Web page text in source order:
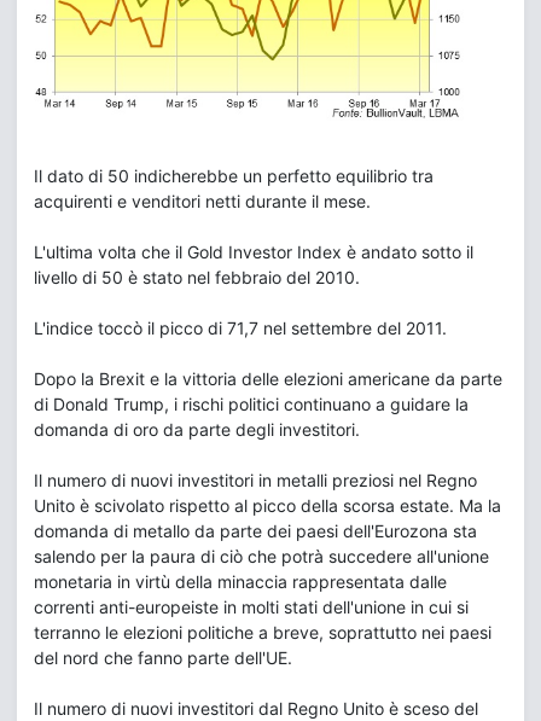
Il dato di 50 indicherebbe un perfetto equilibrio tra
acquirenti e venditori netti durante il mese.
L'ultima volta che il Gold Investor Index è andato sotto il
livello di 50 è stato nel febbraio del 2010.
L'indice toccò il picco di 71,7 nel settembre del 2011.
Dopo la Brexit e la vittoria delle elezioni americane da parte
di Donald Trump, i rischi politici continuano a guidare la
domanda di oro da parte degli investitori.
Il numero di nuovi investitori in metalli preziosi nel Regno
Unito è scivolato rispetto al picco della scorsa estate. Ma la
domanda di metallo da parte dei paesi dell'Eurozona sta
salendo per la paura di ciò che potrà succedere all'unione
monetaria in virtù della minaccia rappresentata dalle
correnti anti-europeiste in molti stati dell'unione in cui si
terranno le elezioni politiche a breve, soprattutto nei paesi
del nord che fanno parte dell'UE.
Il numero di nuovi investitori dal Regno Unito è sceso del